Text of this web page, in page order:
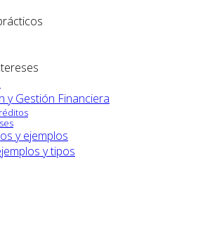
y Gestión Financiera
y ejemplos
y tipos